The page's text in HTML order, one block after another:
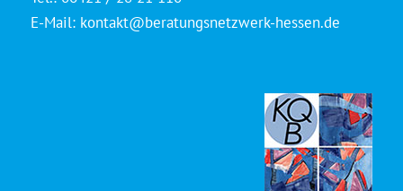
E-Mail: kontakt@beratungsnetzwerk-hessen.de